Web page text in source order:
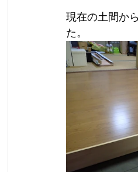
現在の土間か
た。